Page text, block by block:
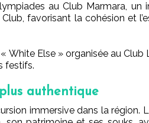
au Club Marmara, un
favorisant la cohésion et
White Else » organisée au
festifs.
authentique
immersive dans la région.